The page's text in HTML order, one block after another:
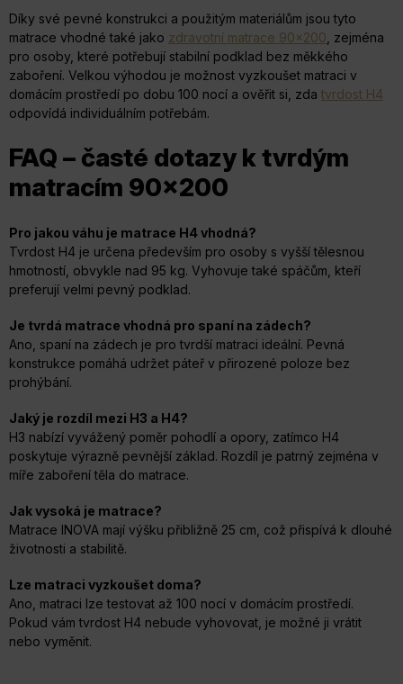
Díky své pevné konstrukci a použitým materiálům jsou tyto
matrace vhodné také jako zdravotní matrace 90x200 , zejména
pro osoby, které potřebují stabilní podklad bez měkkého
zaboření. Velkou výhodou je možnost vyzkoušet matraci v
domácím prostředí po dobu 100 nocí a ověřit si, zda tvrdost H4
odpovídá individuálním potřebám.
FAQ – časté dotazy k tvrdým
matracím 90x200
Pro jakou váhu je matrace H4 vhodná?
Tvrdost H4 je určena především pro osoby s vyšší tělesnou
hmotností, obvykle nad 95 kg. Vyhovuje také spáčům, kteří
preferují velmi pevný podklad.
Je tvrdá matrace vhodná pro spaní na zádech?
Ano, spaní na zádech je pro tvrdší matraci ideální. Pevná
konstrukce pomáhá udržet páteř v přirozené poloze bez
prohýbání.
Jaký je rozdíl mezi H3 a H4?
H3 nabízí vyvážený poměr pohodlí a opory, zatímco H4
poskytuje výrazně pevnější základ. Rozdíl je patrný zejména v
míře zaboření těla do matrace.
Jak vysoká je matrace?
Matrace INOVA mají výšku přibližně 25 cm, což přispívá k dlouhé
životnosti a stabilitě.
Lze matraci vyzkoušet doma?
Ano, matraci lze testovat až 100 nocí v domácím prostředí.
Pokud vám tvrdost H4 nebude vyhovovat, je možné ji vrátit
nebo vyměnit.